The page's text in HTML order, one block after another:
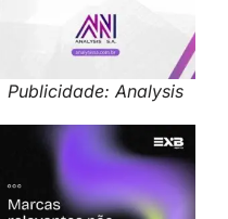
Publicidade: Analysis